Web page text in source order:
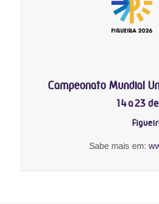
Campeonato Mundial
14 a 23
Sabe mais em: